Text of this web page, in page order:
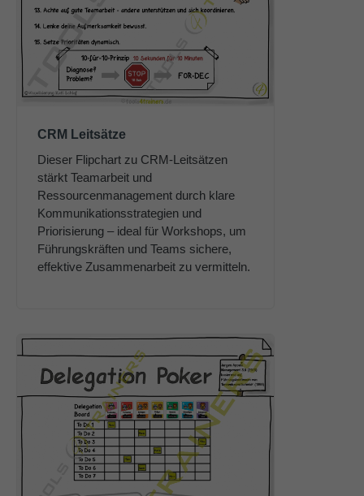
About us
Lorem ipsum dolor sit amet, consectetuer
adipiscing elit.
Cum sociis natoque penatibus et magnis dis parturient
ultricies nec.
CRM Leitsätze
Dieser Flipchart zu CRM-Leitsätzen
stärkt Teamarbeit und
Ressourcenmanagement durch klare
Kommunikationsstrategien und
Priorisierung – ideal für Workshops, um
Führungskräften und Teams sichere,
effektive Zusammenarbeit zu vermitteln.